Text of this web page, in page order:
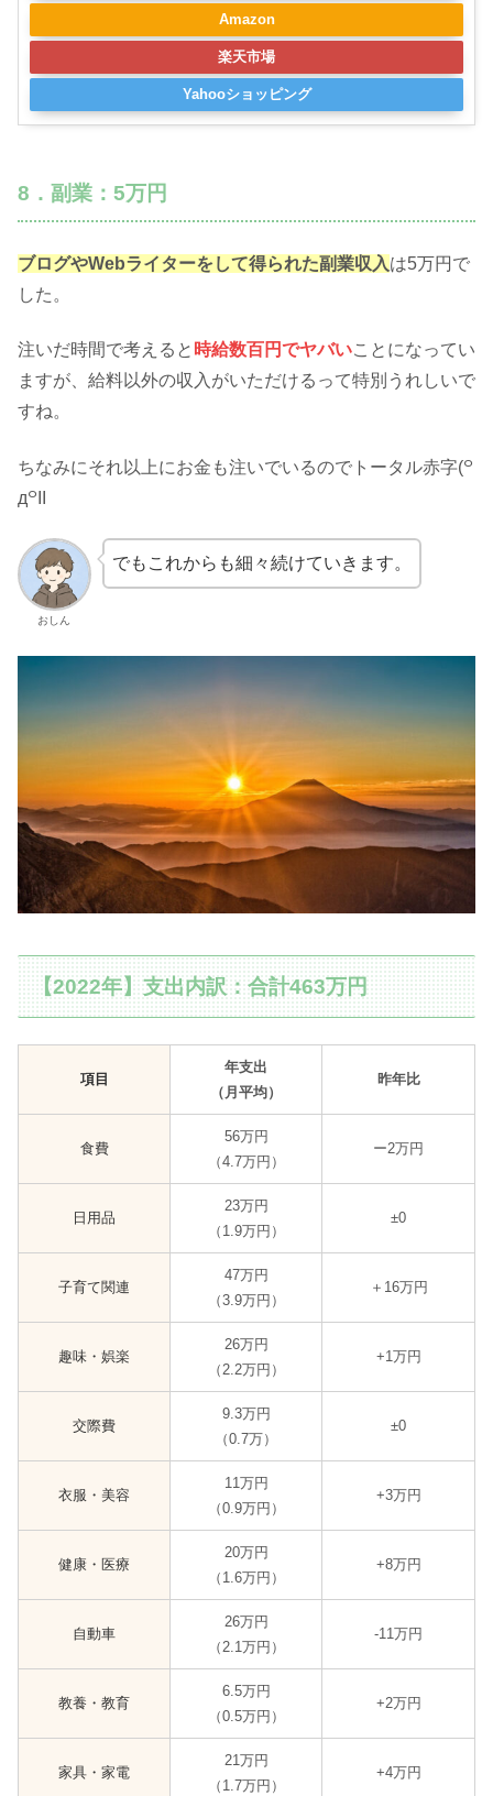
Amazon
楽天市場
Yahooショッピング
8．副業：5万円
ブログやWebライターをして得られた副業収入は5万円で
した。
注いだ時間で考えると 時給数百円でヤバいことになってい
ますが、給料以外の収入がいただけるって特別うれしいで
すね。
ちなみにそれ以上にお金も注いでいるのでトータル赤字(꒪
д꒪II
おしん
でもこれからも細々続けていきます。
【2022年】支出内訳：合計463万円
項目
年支出
（月平均）
昨年比
食費
56万円
（4.7万円）
ー2万円
日用品
23万円
（1.9万円）
±0
子育て関連
47万円
（3.9万円）
＋16万円
趣味・娯楽
26万円
（2.2万円）
+1万円
交際費
9.3万円
（0.7万）
±0
衣服・美容
11万円
（0.9万円）
+3万円
健康・医療
20万円
（1.6万円）
+8万円
自動車
26万円
（2.1万円）
-11万円
教養・教育
6.5万円
（0.5万円）
+2万円
家具・家電
21万円
（1.7万円）
+4万円